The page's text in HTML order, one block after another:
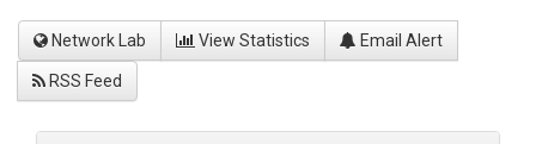
Network Lab View Statistics Email Alert
RSS Feed